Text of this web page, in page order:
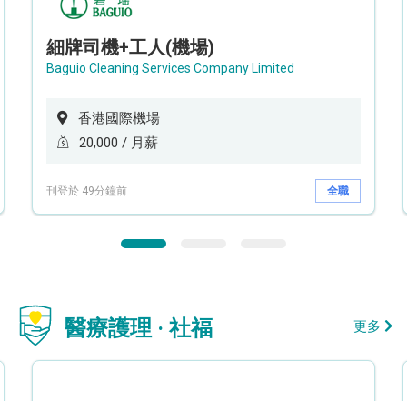
細牌司機+工人(機場)
Baguio Cleaning Services Company Limited
香港國際機場
20,000 / 月薪
刊登於 49分鐘前 全職
醫療護理 · 社福 更多